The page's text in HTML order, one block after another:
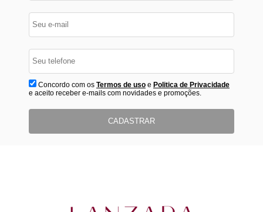
Concordo com os Termos de usoe Politica de Privacidade
e aceito receber e-mails com novidades e promoções.
CADASTRAR